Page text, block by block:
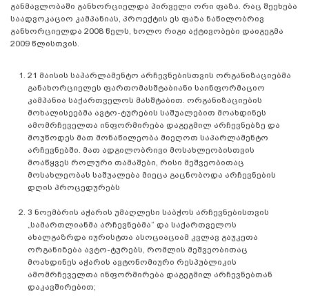
განმავლობაში განხორციელდა პირველი ორი ფაზა. რაც შეეხება
საადვოკაციო კამპანიას, პროექტის ეს ფაზა ნაწილობრივ
განხორციელდა 2008 წელს, ხოლო რიგი აქტივობები დაიგეგმა
2009 წლისთვის.
21 მაისის საპარლამენტო არჩევნებისთვის ორგანიზაციებმა
განახორციელეს ფართომასშტაბიანი საინფორმაციო
კამპანია საქართველოს მასშტაბით. ორგანიზაციების
მოხალისეებმა ავტო-ტურების საშუალებით მოახდინეს
ამომრჩეველთა ინფორმირება დაგეგმილ არჩევნებზე და
მოუწოდეს მათ მონაწილეობა მიეღოთ საპარლამენტო
არჩევნებში. მათ ადგილობრივი მოსახლეობისთვის
მოაწყვეს როლური თამაშები, რისი მეშვეობითაც
მოსახლეობას საშუალება მიეცა გაცნობოდა არჩევნების
დღის პროცედურებს
3 ნოემბრის აჭარის უმაღლესი საბჭოს არჩევნებისთვის
„სამართლიანმა არჩევნებმა“ და საქართველოს
ახალგაზრდა იურისტთა ასოციაციამ კვლავ გაუკეთა
ორგანიზება ავტო-ტურებს, რომლის მეშვეობითაც
მოახდინეს აჭარის ავტონომიური რესპუბლიკის
ამომრჩეველთა ინფორმირება დაგეგმილ არჩევნებთან
დაკავშირებით;